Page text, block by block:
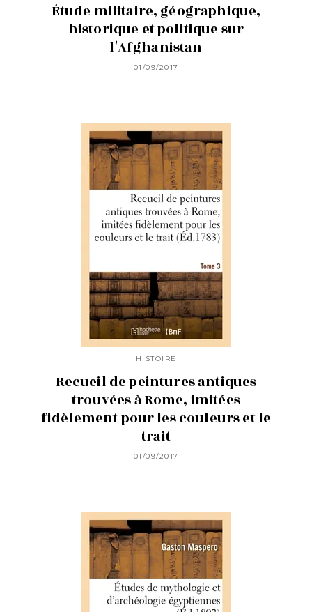
Étude militaire, géographique,
historique et politique sur
l'Afghanistan
01/09/2017
HISTOIRE
Recueil de peintures antiques
trouvées à Rome, imitées
fidèlement pour les couleurs et le
trait
01/09/2017